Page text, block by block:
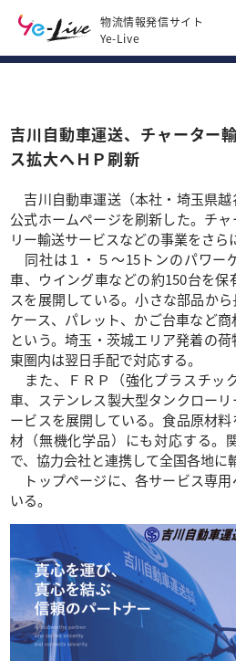
物流情報発信サイト
Ye-Live
吉川自動車運送、チャーター
ス拡大へＨＰ刷新
吉川自動車運送（本社・埼玉県越
公式ホームページを刷新した。チ
リー輸送サービスなどの事業をさら
同社は１・５～15トンのパワー
車、ウイング車などの約150台を
スを展開している。小さな部品から
ケース、パレット、かご台車など
という。埼玉・茨城エリア発着の
東圏内は翌日手配で対応する。
また、ＦＲＰ（強化プラスチッ
車、ステンレス製大型タンクロー
ービスを展開している。食品原材
材（無機化学品）にも対応する。
で、協力会社と連携して全国各地に
トップページに、各サービス専
いる。